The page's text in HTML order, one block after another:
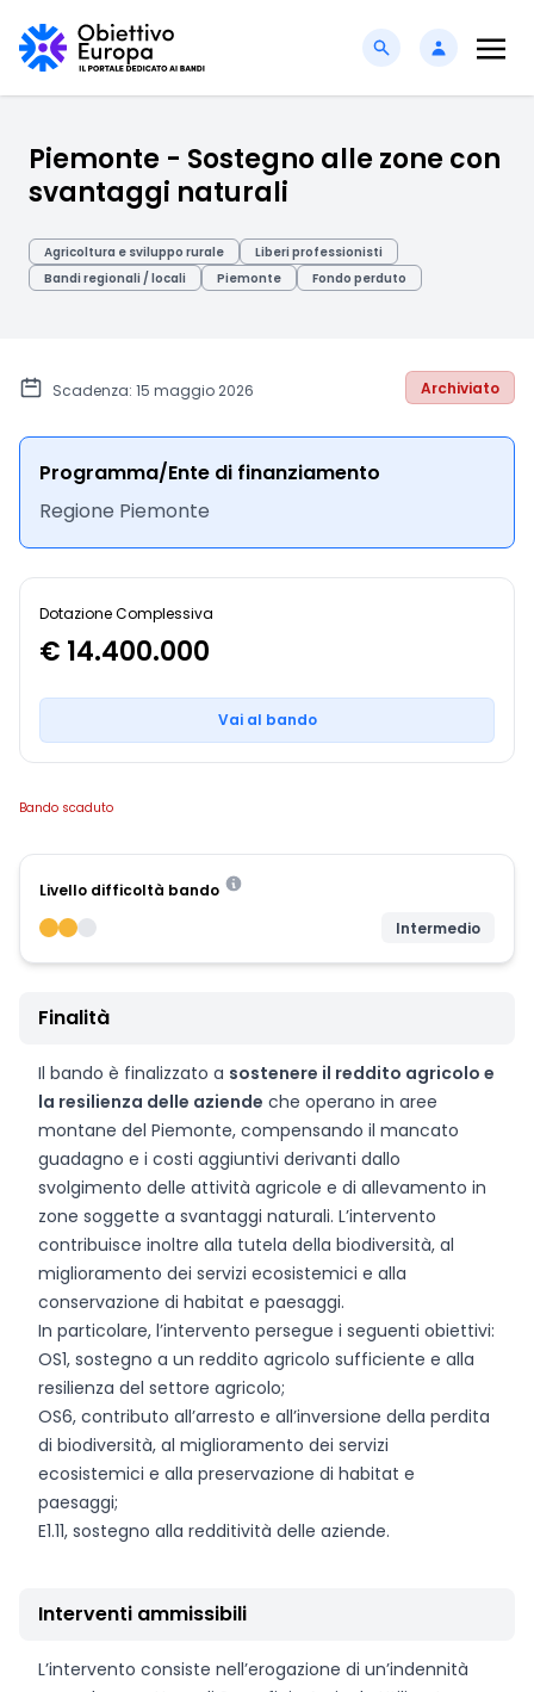
Piemonte - Sostegno alle zone con
svantaggi naturali
Agricoltura e sviluppo rurale
Liberi professionisti
Bandi regionali / locali
Piemonte Fondo perduto
Scadenza: 15 maggio 2026 Archiviato
Programma/Ente di finanziamento
Regione Piemonte
Dotazione Complessiva
€ 14.400.000
Vai al bando
Bando scaduto
Livello difficoltà bando
Intermedio
Finalità
Il bando è finalizzato a sostenere il reddito agricolo e
la resilienza delle aziende che operano in aree
montane del Piemonte, compensando il mancato
guadagno e i costi aggiuntivi derivanti dallo
svolgimento delle attività agricole e di allevamento in
zone soggette a svantaggi naturali. L’intervento
contribuisce inoltre alla tutela della biodiversità, al
miglioramento dei servizi ecosistemici e alla
conservazione di habitat e paesaggi.
In particolare, l’intervento persegue i seguenti obiettivi:
OS1, sostegno a un reddito agricolo sufficiente e alla
resilienza del settore agricolo;
OS6, contributo all’arresto e all’inversione della perdita
di biodiversità, al miglioramento dei servizi
ecosistemici e alla preservazione di habitat e
paesaggi;
E1.11, sostegno alla redditività delle aziende.
Interventi ammissibili
L’intervento consiste nell’erogazione di un’indennità